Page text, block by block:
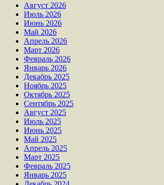
Август 2026
Июль 2026
Июнь 2026
Май 2026
Апрель 2026
Март 2026
Февраль 2026
Январь 2026
Декабрь 2025
Ноябрь 2025
Октябрь 2025
Сентябрь 2025
Август 2025
Июль 2025
Июнь 2025
Май 2025
Апрель 2025
Март 2025
Февраль 2025
Январь 2025